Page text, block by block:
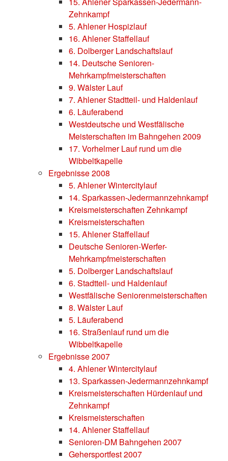
Zehnkampf
5. Ahlener Hospizlauf
16. Ahlener Staffellauf
6. Dolberger Landschaftslauf
14. Deutsche Senioren-
Mehrkampfmeisterschaften
9. Wälster Lauf
7. Ahlener Stadtteil- und Haldenlauf
6. Läuferabend
Westdeutsche und Westfälische
Meisterschaften im Bahngehen 2009
17. Vorhelmer Lauf rund um die
Wibbeltkapelle
Ergebnisse 2008
5. Ahlener Wintercitylauf
14. Sparkassen-Jedermannzehnkampf
Kreismeisterschaften Zehnkampf
Kreismeisterschaften
15. Ahlener Staffellauf
Deutsche Senioren-Werfer-
Mehrkampfmeisterschaften
5. Dolberger Landschaftslauf
6. Stadtteil- und Haldenlauf
Westfälische Seniorenmeisterschaften
8. Wälster Lauf
5. Läuferabend
16. Straßenlauf rund um die
Wibbeltkapelle
Ergebnisse 2007
4. Ahlener Wintercitylauf
13. Sparkassen-Jedermannzehnkampf
Kreismeisterschaften Hürdenlauf und
Zehnkampf
Kreismeisterschaften
14. Ahlener Staffellauf
Senioren-DM Bahngehen 2007
Gehersportfest 2007